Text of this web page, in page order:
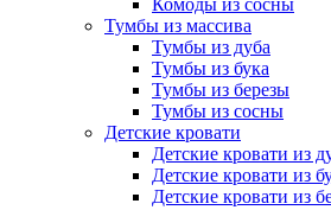
Комоды из сосны
Тумбы из массива
Тумбы из дуба
Тумбы из бука
Тумбы из березы
Тумбы из сосны
Детские кровати
Детские кровати из
Детские кровати из
Детские кровати из